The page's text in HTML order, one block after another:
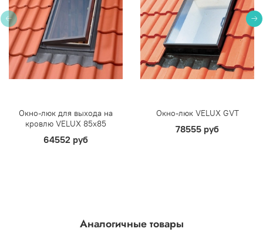
Окно-люк для выхода на
кровлю VELUX 85х85
64552 руб
Окно-люк VELUX GVT
78555 руб
Аналогичные товары